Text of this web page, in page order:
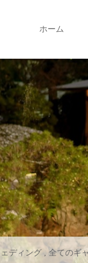
ホーム
ディング , 全てのギ